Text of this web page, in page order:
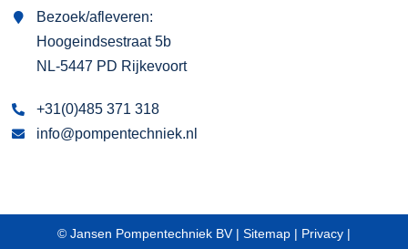
Bezoek/afleveren:
Hoogeindsestraat 5b
NL-5447 PD Rijkevoort
+31(0)485 371 318
info@pompentechniek.nl
© Jansen Pompentechniek BV | Sitemap | Privacy |